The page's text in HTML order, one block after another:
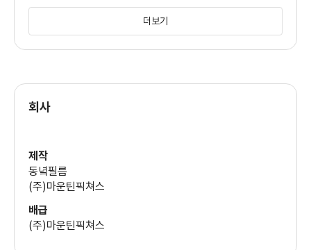
(경수)
더보기
회사
제작
동녘필름
(주)마운틴픽쳐스
배급
(주)마운틴픽쳐스